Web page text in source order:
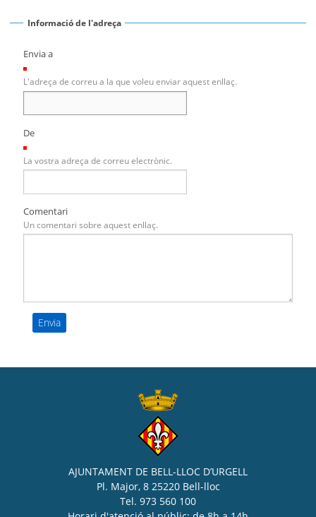
Informació de l'adreça
Envia a
L'adreça de correu a la que voleu enviar aquest enllaç.
De
La vostra adreça de correu electrònic.
Comentari
Un comentari sobre aquest enllaç.
AJUNTAMENT DE BELL-LLOC D’URGELL
Pl. Major, 8 25220 Bell-lloc
Tel. 973 560 100